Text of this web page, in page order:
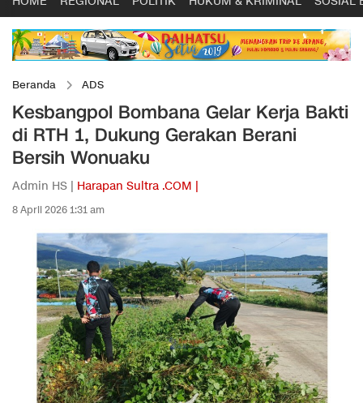
Beranda ADS
Kesbangpol Bombana Gelar Kerja Bakti
di RTH 1, Dukung Gerakan Berani
Bersih Wonuaku
Admin HS | Harapan Sultra .COM |
8 April 2026 1:31 am